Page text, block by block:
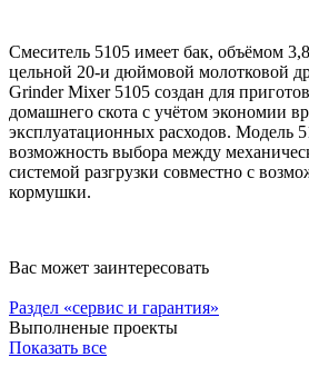
Смеситель 5105 имеет бак, объёмом
цельной 20-и дюймовой молотковой
Grinder Mixer 5105 создан для
домашнего скота с учётом экономии
эксплуатационных расходов. Модель
возможность выбора между
системой разгрузки совместно с
кормушки.
Вас может заинтересовать
Раздел «сервис и гарантия»
Выполненые проекты
Показать все